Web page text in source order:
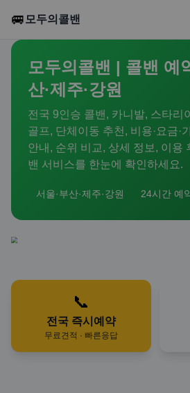
🚐 모두의콜밴
모두의콜밴 | 콜밴 예
산·제주·강원
전국 9인승 콜밴, 카니발, 스타리
골프, 단체이동 추천, 비용·요금·
안내, 순위 비교, 상세 정보, 이용
밴 서비스를 한눈에 확인하세요.
서울·부산·제주·강원 24시간 예
📞
전국 즉시예약
무료견적 · 빠른응답